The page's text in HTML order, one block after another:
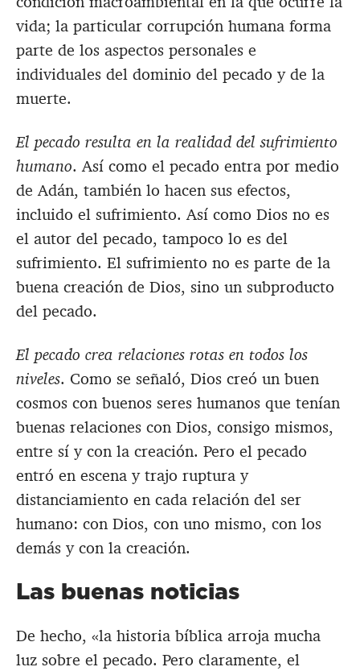
vida; la particular corrupción humana forma
parte de los aspectos personales e
individuales del dominio del pecado y de la
muerte.
El pecado resulta en la realidad del sufrimiento
humano. Así como el pecado entra por medio
de Adán, también lo hacen sus efectos,
incluido el sufrimiento. Así como Dios no es
el autor del pecado, tampoco lo es del
sufrimiento. El sufrimiento no es parte de la
buena creación de Dios, sino un subproducto
del pecado.
El pecado crea relaciones rotas en todos los
niveles. Como se señaló, Dios creó un buen
cosmos con buenos seres humanos que tenían
buenas relaciones con Dios, consigo mismos,
entre sí y con la creación. Pero el pecado
entró en escena y trajo ruptura y
distanciamiento en cada relación del ser
humano: con Dios, con uno mismo, con los
demás y con la creación.
Las buenas noticias
De hecho, «la historia bíblica arroja mucha
luz sobre el pecado. Pero claramente, el